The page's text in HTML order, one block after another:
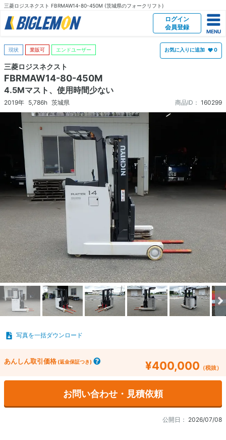
三菱ロジスネクスト FBRMAW14-80-450M (茨城県のフォークリフト)
ログイン
会員登録
現状 業販可 エンドユーザー お気に入りに追加 0
三菱ロジスネクスト
FBRMAW14-80-450M
4.5Mマスト、使用時間少ない
2019年 5,786h 茨城県 商品ID： 160299
写真を一括ダウンロード
あんしん取引価格 (返金保証つき) ¥400,000 （税抜）
お問い合わせ・見積依頼
公開日： 2026/07/08